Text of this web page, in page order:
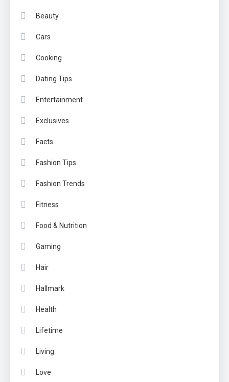
Beauty
Cars
Cooking
Dating Tips
Entertainment
Exclusives
Facts
Fashion Tips
Fashion Trends
Fitness
Food & Nutrition
Gaming
Hair
Hallmark
Health
Lifetime
Living
Love